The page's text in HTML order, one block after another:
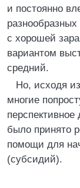
и постоянно
с хорошей
вариантом
средний.
Но, исходя
многие
было принято
помощи для
(субсидий).